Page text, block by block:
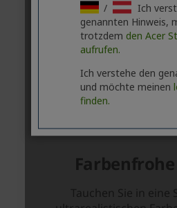
/
Ich
genannten Hinweis,
trotzdem den Acer
aufrufen.
Ich verstehe den
und möchte meinen
finden.